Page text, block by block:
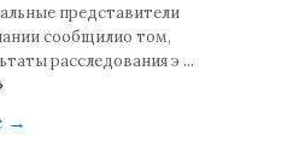
представители
сообщилио том,
расследования э ...
→